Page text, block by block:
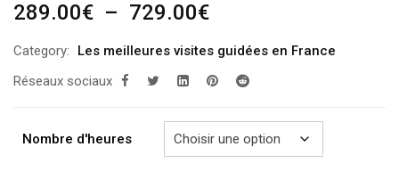
289.00€ – 729.00€Plage
prix :
289.00€
729.00€
Category:
Les meilleures visites guidées en France
Réseaux sociaux
Nombre d'heures